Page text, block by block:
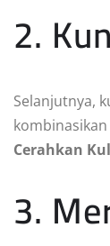
2.
Selanjutnya,
Cerahkan
3.